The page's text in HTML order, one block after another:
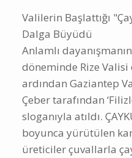
Valilerin Başlattığı
Dalga Büyüdü
Anlamlı
döneminde Rize
ardından Gaziantep
Çeber tarafından
sloganıyla atıldı.
boyunca yürütülen
üreticiler çuvallarla